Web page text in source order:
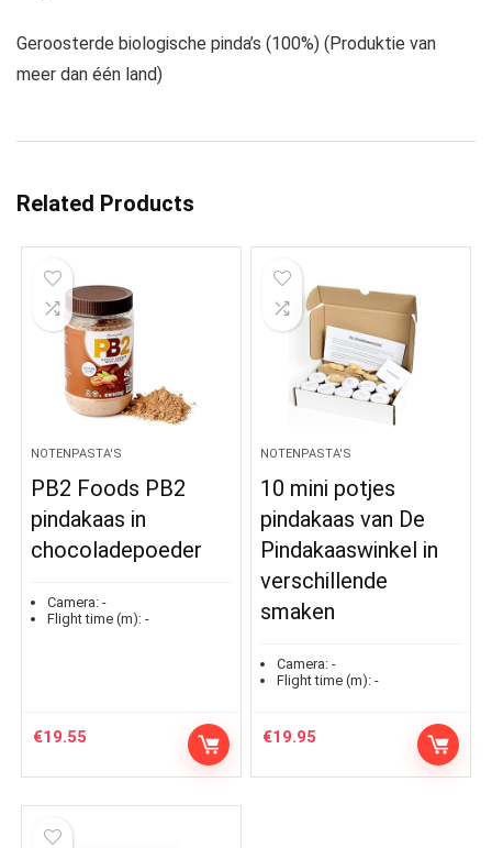
Geroosterde biologische pinda’s (100%) (Produktie van
meer dan één land)
Related Products
NOTENPASTA'S
PB2 Foods PB2
pindakaas in
chocoladepoeder
Camera: -
Flight time (m): -
€19.55
NOTENPASTA'S
10 mini potjes
pindakaas van De
Pindakaaswinkel in
verschillende
smaken
Camera: -
Flight time (m): -
€19.95